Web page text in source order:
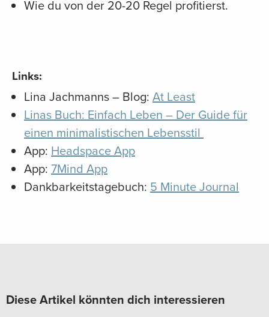
Wie du von der 20-20 Regel profitierst.
Links:
Lina Jachmanns – Blog: At Least
Linas Buch: Einfach Leben – Der Guide für
einen minimalistischen Lebensstil
App: Headspace App
App: 7Mind App
Dankbarkeitstagebuch: 5 Minute Journal
Diese Artikel könnten dich interessieren